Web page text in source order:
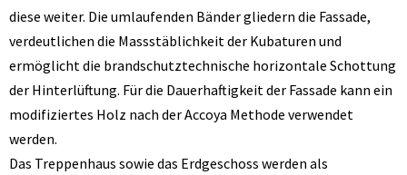
diese weiter. Die umlaufenden Bänder gliedern die Fassade,
verdeutlichen die Massstäblichkeit der Kubaturen und
ermöglicht die brandschutztechnische horizontale Schottung
der Hinterlüftung. Für die Dauerhaftigkeit der Fassade kann ein
modifiziertes Holz nach der Accoya Methode verwendet
werden.
Das Treppenhaus sowie das Erdgeschoss werden als